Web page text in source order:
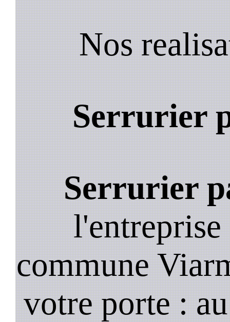
Nos
Serrurier
Serrurier
commune
votre porte :